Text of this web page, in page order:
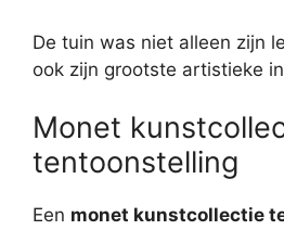
De tuin was niet alleen zijn
ook zijn grootste artistieke
Monet
tentoonstelling
Een monet kunstcollectie